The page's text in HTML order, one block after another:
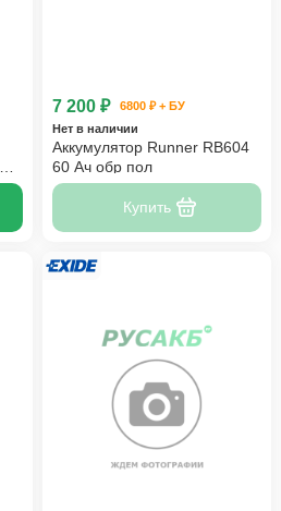
7 200 ₽
6800 ₽ + БУ
Нет в наличии
Аккумулятор Runner RB604
60 Ач обр пол
Купить